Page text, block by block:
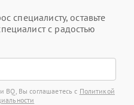
специалисту, оставьте
с радостью
BQ, Вы соглашаетесь с Политикой